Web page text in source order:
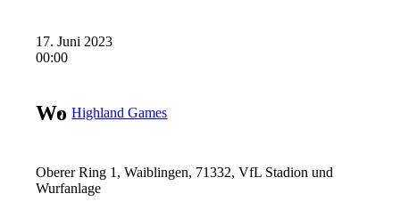
Highland Games
17. Juni 2023
00:00
Wo
Oberer Ring 1, Waiblingen, 71332, VfL Stadion und
Wurfanlage